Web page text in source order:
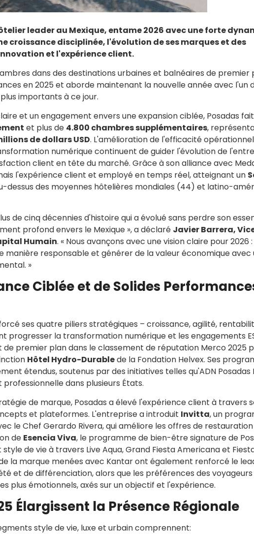
leader au Mexique, entame 2026 avec une forte
croissance disciplinée, l'évolution de ses marques et des
et l'expérience client.
dans des destinations urbaines et balnéaires de premier
en 2025 et aborde maintenant la nouvelle année avec l'un
importants à ce jour.
et un engagement envers une expansion ciblée, Posadas fait
et plus de 4.800 chambres supplémentaires,
de dollars USD. L'amélioration de l'efficacité
numérique continuent de guider l'évolution de
client en tête du marché. Grâce à son alliance avec
l'expérience client et employé en temps réel, atteignant un
dessus des moyennes hôtelières mondiales (44) et latino-
de cinq décennies d'histoire qui a évolué sans perdre son
profond envers le Mexique », a déclaré Javier Barrera,
Humain. « Nous avançons avec une vision claire pour 2026
manière responsable et générer de la valeur économique avec
»
Ciblée et de Solides
ses quatre piliers stratégiques – croissance, agilité,
progresser la transformation numérique et les engagements
premier plan dans le classement de réputation Merco 2025
Hôtel Hydro-Durablede la Fondation Helvex. Ses
étendus, soutenus par des initiatives telles qu'ADN Posadas
dans plusieurs États.
de marque, Posadas a élevé l'expérience client à travers
et plateformes. L'entreprise a introduit Invitta, un
le Chef Gerardo Rivera, qui améliore les offres de
de Esencia Viva, le programme de bien-être signature de
de vie à travers Live Aqua, Grand Fiesta Americana et
la marque menées avec Kantar ont également renforcé le
et de différenciation, alors que les préférences des voyageurs
plus émotionnels, axés sur un objectif et l'expérience.
Élargissent la Présence Régionale
style de vie, luxe et urbain comprennent: